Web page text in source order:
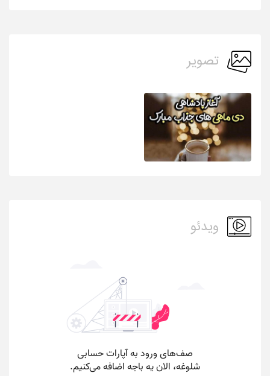
تصویر
ویدئو